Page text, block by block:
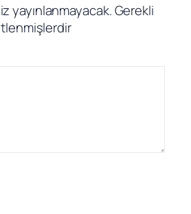
yayınlanmayacak.Gerekli